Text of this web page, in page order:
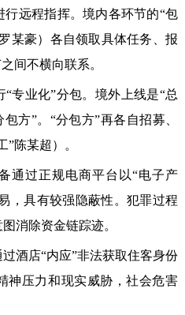
远程指挥。境内各环节的“包
某豪）各自领取具体任务、报
间不横向联系。
专业化”分包。境外上线是“总
方”。“分包方”再各自招募、
陈某超）。
通过正规电商平台以“电子产
，具有较强隐蔽性。犯罪过程
消除资金链踪迹。
酒店“内应”非法获取住客身份
神压力和现实威胁，社会危害